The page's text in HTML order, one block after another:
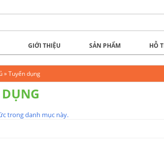
GIỚI THIỆU SẢN PHẨM HỖ
»Tuyển dụng
trong danh mục này.